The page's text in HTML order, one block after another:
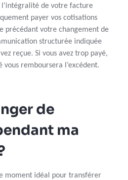
l’intégralité de votre facture
payer vos cotisations
précédant votre changement de
structurée indiquée
reçue. Si vous avez trop payé,
remboursera l’excédent.
de
ma
moment idéal pour transférer